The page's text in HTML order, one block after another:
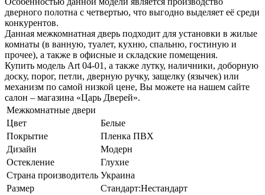
дверного полотна с четвертью, что выгодно выделяет её среди
конкурентов.
Данная межкомнатная дверь подходит для установки в жилые
комнаты (в ванную, туалет, кухню, спальню, гостиную и
прочее), а также в офисные и складские помещения.
Купить модель Art 04-01, а также лутку, наличники, доборную
доску, порог, петли, дверную ручку, защелку (язычек) или
механизм по самой низкой цене, Вы можете на нашем сайте
салон – магазина «Царь Дверей».
Межкомнатные двери
Цвет
Белые
Покрытие
Пленка ПВХ
Дизайн
Модерн
Остекление
Глухие
Страна производитель Украина
Размер
Стандарт:Нестандарт